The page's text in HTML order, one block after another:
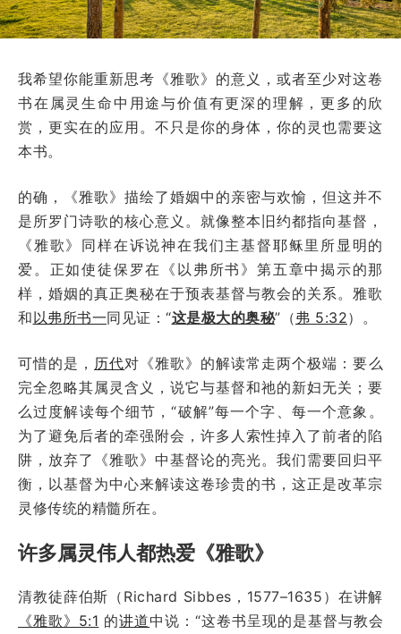
我希望你能重新思考《雅歌》的意义，或者至少对这卷
书在属灵生命中用途与价值有更深的理解，更多的欣
赏，更实在的应用。不只是你的身体，你的灵也需要这
本书。
的确，《雅歌》描绘了婚姻中的亲密与欢愉，但这并不
是所罗门诗歌的核心意义。就像整本旧约都指向基督，
《雅歌》同样在诉说神在我们主基督耶稣里所显明的
爱。正如使徒保罗在《以弗所书》第五章中揭示的那
样，婚姻的真正奥秘在于预表基督与教会的关系。雅歌
和以弗所书一同见证：“这是极大的奥秘”（弗 5:32）。
可惜的是， 历代对《雅歌》的解读常走两个极端：要么
完全忽略其属灵含义，说它与基督和祂的新妇无关；要
么过度解读每个细节，“破解”每一个字、每一个意象。
为了避免后者的牵强附会，许多人索性掉入了前者的陷
阱，放弃了《雅歌》中基督论的亮光。我们需要回归平
衡，以基督为中心来解读这卷珍贵的书，这正是改革宗
灵修传统的精髓所在。
许多属灵伟人都热爱《雅歌》
清教徒薛伯斯（Richard Sibbes，1577–1635）在讲解
《雅歌》5:1 的讲道中说：“这卷书呈现的是基督与教会